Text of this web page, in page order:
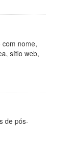
nome,
sítio web,
de pós-